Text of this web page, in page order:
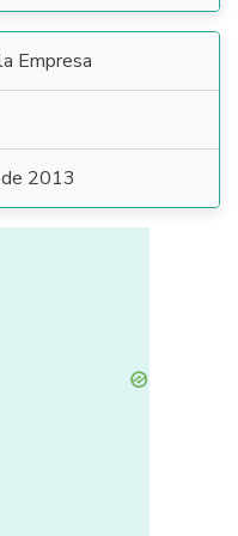
Empresa
2013